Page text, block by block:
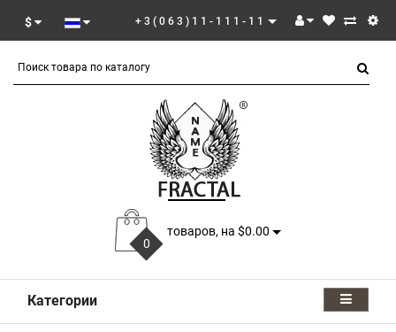
$ +3(063)11-111-11
0
товаров, на $0.00
Категории